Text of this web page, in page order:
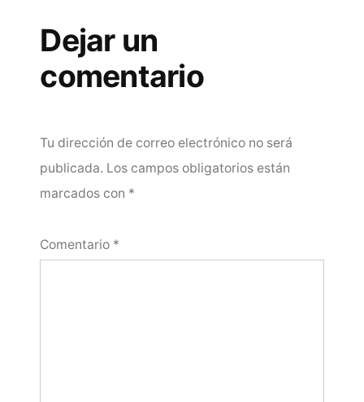
Dejar un
comentario
Tu dirección de correo electrónico no será
publicada. Los campos obligatorios están
marcados con *
Comentario *